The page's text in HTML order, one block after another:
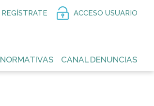
REGÍSTRATE ACCESO USUARIO
NORMATIVAS CANAL DENUNCIAS